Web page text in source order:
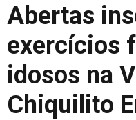
Abertas
exercícios
idosos na
Chiquilito